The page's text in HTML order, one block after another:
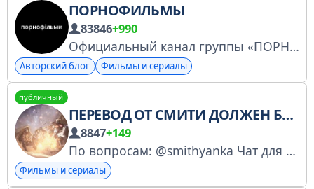
ПОРНОФИЛЬМЫ
83846+990
Официальный канал группы «ПОРНОФИЛЬМЫ» https://punkmovies.com https://www.instagram.com/punkmovies/ По всем вопросам: booking@pornopunk.ru
Авторский блог Фильмы и сериалы
публичный
ПЕРЕВОД ОТ СМИТИ ДОЛЖЕН БЫТЬ ОСОБЕННЫМ
8847+149
По вопросам: @smithyanka Чат для обсуждения: t.me/smithycommunity Проекты: — «Ведите себя как подобает боссу, господин Сваллоу!» (Мемы,новелла — https://clck.ru/3C2AiL) — «Магия Вернувшегося должна быть особенной» (ВСЕ главы — https://clck.ru/35u6Lm)
Фильмы и сериалы